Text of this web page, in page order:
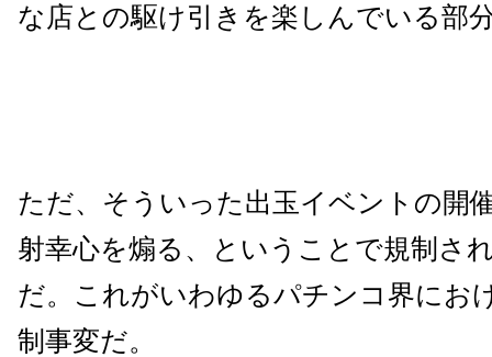
な店との駆け引きを楽しんでいる部
ただ、そういった出玉イベントの開
射幸心を煽る、ということで規制さ
だ。これがいわゆるパチンコ界にお
制事変だ。